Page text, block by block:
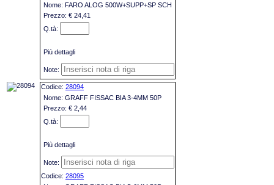
FARO ALOG 500W+SUPP+SP SCH
€ 24,41
Più dettagli
28094
GRAFF FISSAC BIA 3-4MM 50P
€ 2,44
Più dettagli
28095